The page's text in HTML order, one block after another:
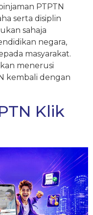
PTPTN
serta disiplin
sahaja
negara,
masyarakat.
menerusi
kembali dengan
Klik